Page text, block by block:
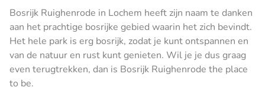
Bosrijk Ruighenrode in Lochem heeft zijn naam te danken
aan het prachtige bosrijke gebied waarin het zich bevindt.
Het hele park is erg bosrijk, zodat je kunt ontspannen en
van de natuur en rust kunt genieten. Wil je je dus graag
even terugtrekken, dan is Bosrijk Ruighenrode the place
to be.